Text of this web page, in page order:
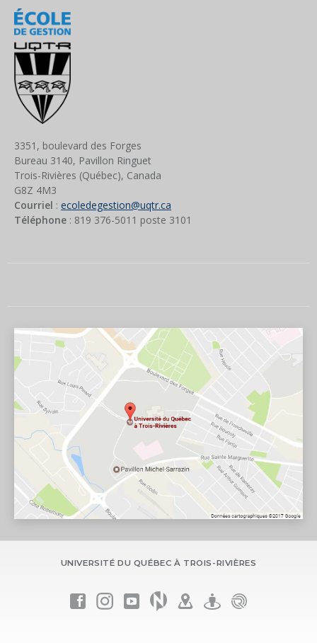
3351, boulevard des Forges
Bureau 3140, Pavillon Ringuet
Trois-Rivières (Québec), Canada
G8Z 4M3
Courriel : ecoledegestion@uqtr.ca
Téléphone : 819 376-5011 poste 3101
UNIVERSITÉ DU QUÉBEC À TROIS-RIVIÈRES